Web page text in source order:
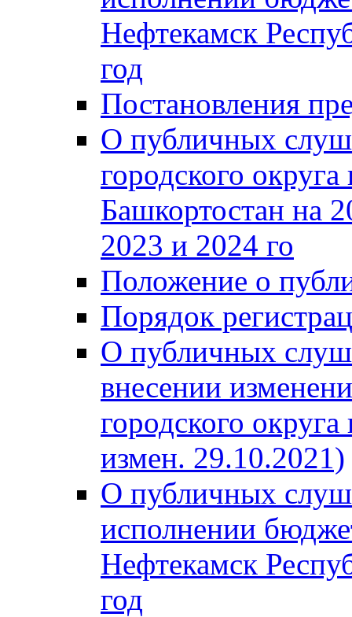
Нефтекамск
год
Постановления
О публичных
городского
Башкортостан на
2023 и 2024 го
Положение о
Порядок
О публичных
внесении
городского
измен. 29.10.2021)
О публичных
исполнении
Нефтекамск
год